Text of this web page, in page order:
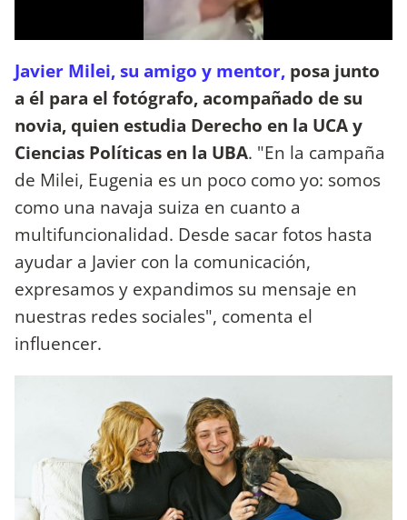
Javier Milei, su amigo y mentor, posa junto
a él para el fotógrafo, acompañado de su
novia, quien estudia Derecho en la UCA y
Ciencias Políticas en la UBA. "En la campaña
de Milei, Eugenia es un poco como yo: somos
como una navaja suiza en cuanto a
multifuncionalidad. Desde sacar fotos hasta
ayudar a Javier con la comunicación,
expresamos y expandimos su mensaje en
nuestras redes sociales", comenta el
influencer.